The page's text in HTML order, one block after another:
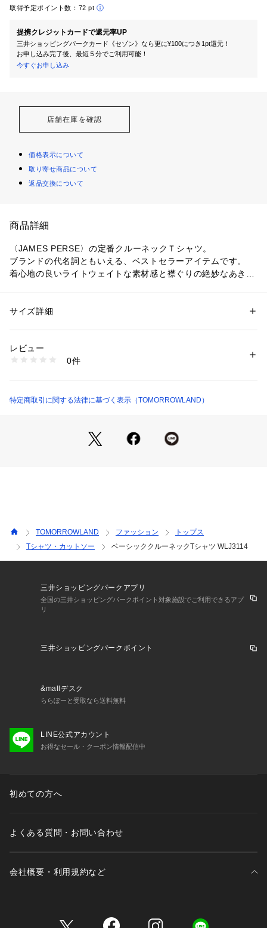
取得予定ポイント数： 72 pt
提携クレジットカードで還元率UP
三井ショッピングパークカード《セゾン》なら更に¥100につき1pt還元！
お申し込み完了後、最短５分でご利用可能！
今すぐお申し込み
店舗在庫を確認
価格表示について
取り寄せ商品について
返品交換について
商品詳細
〈JAMES PERSE〉の定番クルーネックＴシャツ。
ブランドの代名詞ともいえる、ベストセラーアイテムです。
着心地の良いライトウェイトな素材感と襟ぐりの絶妙なあき具
す。
L.A.出身のデザイナーが1994年にスタートしたハイクオリティ
なカジュアルウエアを展開するブランド。
ォルニアカルチャーを発信しています。
・素材の特性上、色移りしやすい性質があります。
新しいうちは、白や淡い色の服と合わせての着用にはご注意下
さい。
色が落ち着くまでの間は単品でのお洗濯をお勧めします。
また、強くシワやスレが加わると、部分的に色落ちすることが
ございますのでご注意ください。
お洗濯の際は表記に従って、ソフトなお取扱いをお願いしま
異なります。
画像の見え方と異なる場合がありますのでご了承ください。
性別：レディース
素材：コットン100％
洗濯：手洗い、漂白不可、タンブル乾燥不可、自然乾燥、アイロン仕上げ
不可、ドライ不可、ウエットクリーニング可
商品番号：1095000002190 （モール）
サイズ詳細
レビュー
0件
特定商取引に関する法律に基づく表示（TOMORROWLAND）
TOMORROWLAND ファッション
トップス
Tシャツ・カットソー
ベーシッククルーネックTシャツ WLJ3114
三井ショッピングパークアプリ
全国の三井ショッピングパークポイント対象施設でご利用できるアプ
リ
三井ショッピングパークポイント
&mallデスク
ららぽーと受取なら送料無料
LINE公式アカウント
お得なセール・クーポン情報配信中
初めての方へ
よくある質問・お問い合わせ
会社概要・利用規約など